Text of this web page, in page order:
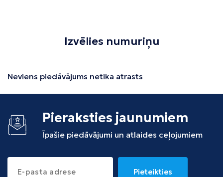
Izvēlies numuriņu
Neviens piedāvājums netika atrasts
Pieraksties jaunumiem
Īpašie piedāvājumi un atlaides ceļojumiem
Pieteikties